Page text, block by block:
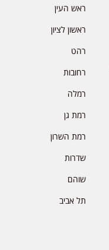
ראש העין
ראשון לציון
רהט
רחובות
רמלה
רמת גן
רמת השרון
שדרות
שוהם
תל אביב